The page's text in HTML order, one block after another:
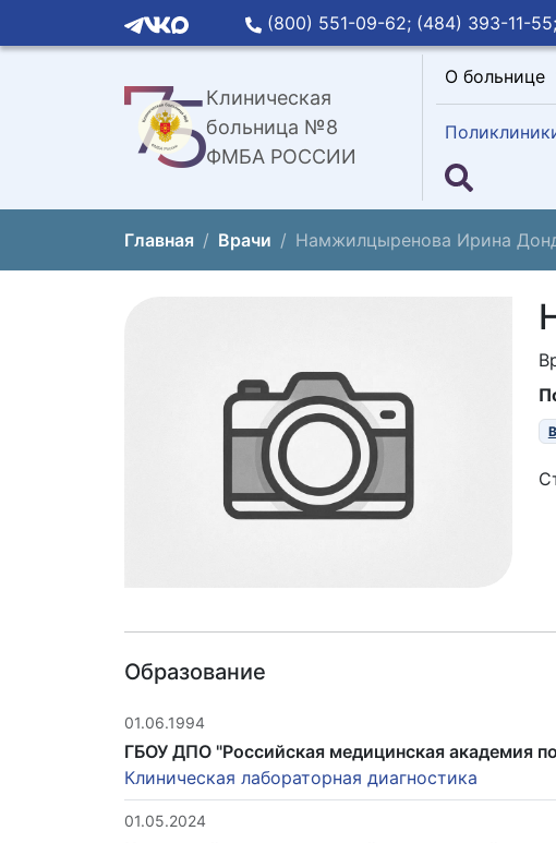
(800) 551-09-62; (484) 393-11-55;
Клиническая
больница №8
ФМБА РОССИИ
О больнице
Главная Врачи Намжилцыренова Ирина
Образование
01.06.1994
ГБОУ ДПО "Российская медицинская академия
Клиническая лабораторная диагностика
01.05.2024